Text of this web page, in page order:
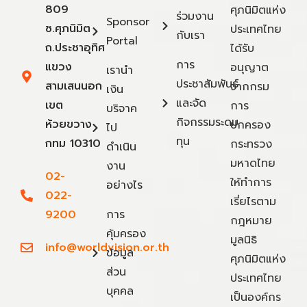
809
ซ.ศุภนิมิต
ถ.ประชาอุทิศ
แขวง
สามเสนนอก
เขต
ห้วยขวาง
กทม 10310
02-
022-
9200
info@worldvision.or.th
Sponsor
Portal
เรานำ
เงิน
บริจาค
ไป
ดำเนิน
งาน
อย่างไร
การ
คุ้มครอง
ข้อมูล
ส่วน
บุคคล
ร่วมงาน
กับเรา
การ
ประชาสัมพันธ์
และจัด
กิจกรรมระดม
ทุน
ศุภนิมิตแห่ง
ประเทศไทย
ได้รับ
อนุญาต
จากกรม
การ
ปกครอง
กระทรวง
มหาดไทย
ให้ทำการ
เรี่ยไรตาม
กฎหมาย
มูลนิธิ
ศุภนิมิตแห่ง
ประเทศไทย
เป็นองค์กร